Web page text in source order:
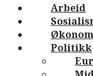
Arbeid
Politikk